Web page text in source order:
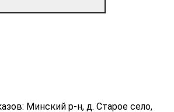
Минский р-н, д. Старое село,